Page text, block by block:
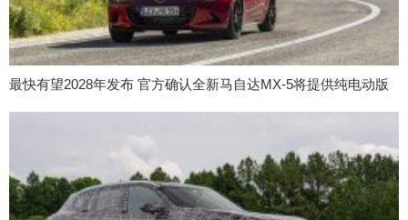
最快有望2028年发布 官方确认全新马自达MX-5将提供纯电动版